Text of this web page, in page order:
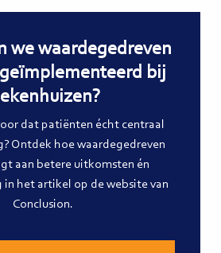
we waardegedreven
bij
dat patiënten écht centraal
Ontdek hoe waardegedreven
aan betere uitkomsten én
in het artikel op de website van
Conclusion.